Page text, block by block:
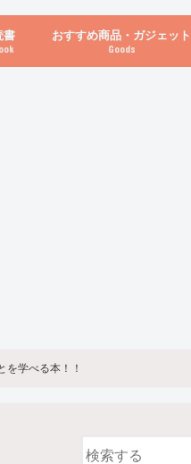
書 おすすめ商品・ガジェット
Goods
を学べる本！！